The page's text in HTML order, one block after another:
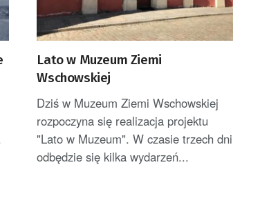
Lato w Muzeum Ziemi
Wschowskiej
Dziś w Muzeum Ziemi Wschowskiej
rozpoczyna się realizacja projektu
"Lato w Muzeum". W czasie trzech dni
odbędzie się kilka wydarzeń...